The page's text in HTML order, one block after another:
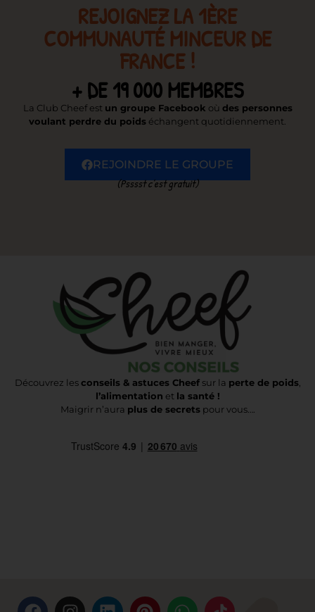
REJOIGNEZ LA 1ÈRE
COMMUNAUTÉ MINCEUR DE
FRANCE !
+ DE 19 000 MEMBRES
La Club Cheef est un groupe Facebook où des personnes
voulant perdre du poids échangent quotidiennement.
REJOINDRE LE GROUPE
(Psssst c’est gratuit)
Découvrez lesconseils & astuces Cheefsur la perte de poids,
l’alimentation et la santé !
Maigrir n’aura plus de secretspour vous….